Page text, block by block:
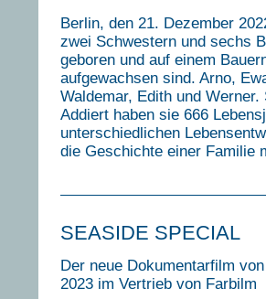
Berlin, den 21. Dezember
zwei Schwestern und sechs
geboren und auf einem
aufgewachsen sind. Arno,
Waldemar, Edith und
Addiert haben sie 666
unterschiedlichen
die Geschichte einer Familie
SEASIDE SPECIAL
Der neue Dokumentarfilm
2023 im Vertrieb von Farbilm